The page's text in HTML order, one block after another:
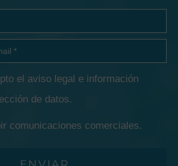
el aviso legal e información
de datos.
comunicaciones comerciales.